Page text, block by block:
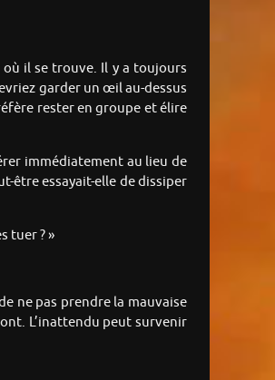
où il se trouve. Il y a toujours
garder un œil au-dessus
rester en groupe et élire
immédiatement au lieu de
être essayait-elle de dissiper
tuer ? »
ne pas prendre la mauvaise
L’inattendu peut survenir